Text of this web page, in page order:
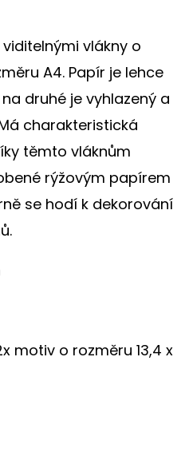
vlákny o
A4. Papír je lehce
druhé je vyhlazený a
charakteristická
těmto vláknům
rýžovým papírem
se hodí k dekorování
motiv o rozměru 13,4 x